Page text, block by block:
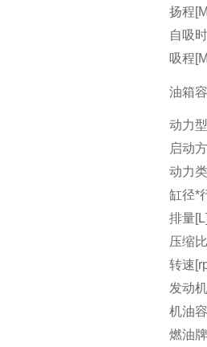
扬程
自吸
吸程
油箱
动力
启动
动力
缸径*
排量
压缩比
转速
发动
机油
燃油